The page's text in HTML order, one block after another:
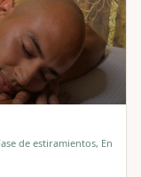
de estiramientos, En